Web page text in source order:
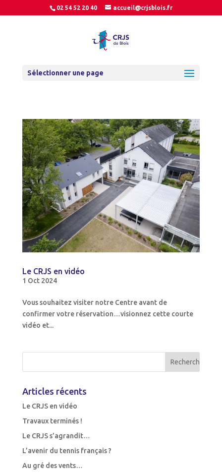
02 54 52 20 40 accueil@crjsblois.fr
Sélectionner une page
Le CRJS en vidéo
1 Oct 2024
Vous souhaitez visiter notre Centre avant de
confirmer votre réservation…visionnez cette courte
vidéo et...
Articles récents
Le CRJS en vidéo
Travaux terminés !
Le CRJS s’agrandit…
L’avenir du tennis français ?
Au gré des vents…